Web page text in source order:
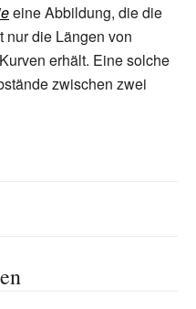
eine Abbildung, die die
nur die Längen von
erhält. Eine solche
zwischen zwei